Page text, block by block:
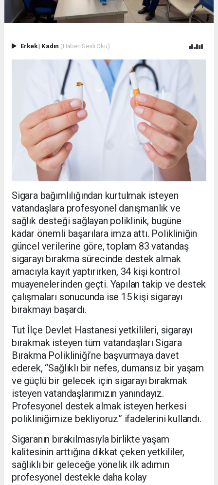
Erkek| Kadın (Haberi Sesli Oku)
Sigara bağımlılığından kurtulmak isteyen
vatandaşlara profesyonel danışmanlık ve
sağlık desteği sağlayan poliklinik, bugüne
kadar önemli başarılara imza attı. Polikliniğin
güncel verilerine göre, toplam 83 vatandaş
sigarayı bırakma sürecinde destek almak
amacıyla kayıt yaptırırken, 34 kişi kontrol
muayenelerinden geçti. Yapılan takip ve destek
çalışmaları sonucunda ise 15 kişi sigarayı
bırakmayı başardı.
Tut İlçe Devlet Hastanesi yetkilileri, sigarayı
bırakmak isteyen tüm vatandaşları Sigara
Bırakma Polikliniği’ne başvurmaya davet
ederek, “Sağlıklı bir nefes, dumansız bir yaşam
ve güçlü bir gelecek için sigarayı bırakmak
isteyen vatandaşlarımızın yanındayız.
Profesyonel destek almak isteyen herkesi
polikliniğimize bekliyoruz” ifadelerini kullandı.
Sigaranın bırakılmasıyla birlikte yaşam
kalitesinin arttığına dikkat çeken yetkililer,
sağlıklı bir geleceğe yönelik ilk adımın
profesyonel destekle daha kolay